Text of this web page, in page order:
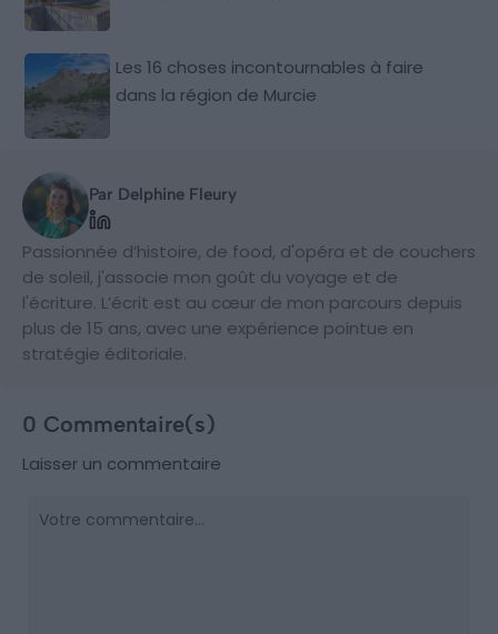
Les 16 choses incontournables à faire
dans la région de Murcie
Par Delphine Fleury
Passionnée d’histoire, de food, d'opéra et de couchers
de soleil, j'associe mon goût du voyage et de
l'écriture. L’écrit est au cœur de mon parcours depuis
plus de 15 ans, avec une expérience pointue en
stratégie éditoriale.
0 Commentaire(s)
Laisser un commentaire